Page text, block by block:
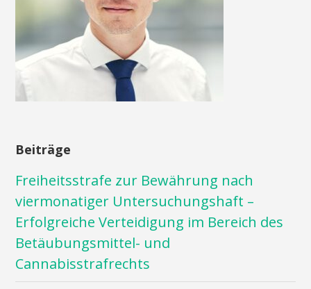
Beiträge
Freiheitsstrafe zur Bewährung nach
viermonatiger Untersuchungshaft –
Erfolgreiche Verteidigung im Bereich des
Betäubungsmittel- und
Cannabisstrafrechts